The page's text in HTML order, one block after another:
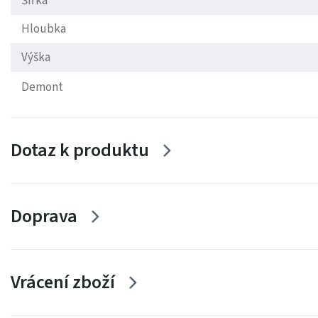
Hloubka
Výška
Demont
Dotaz k produktu
Doprava
Vrácení zboží